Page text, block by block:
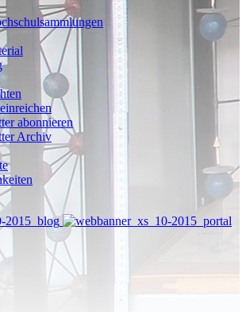
abonnieren
Archiv